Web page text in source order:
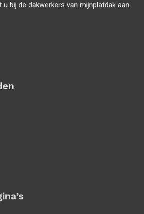
u bij de dakwerkers van mijnplatdak aan